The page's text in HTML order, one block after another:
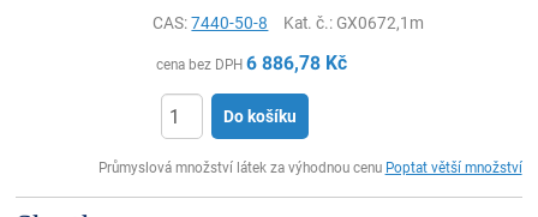
CAS:7440-50-8 Kat. č.: GX0672,1m
cena bez DPH 6 886,78 Kč
Do košíku
Průmyslová množství látek za výhodnou cenu Poptat větší množství